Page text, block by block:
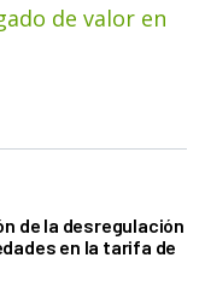
de valor en
de la desregulación
en la tarifa de